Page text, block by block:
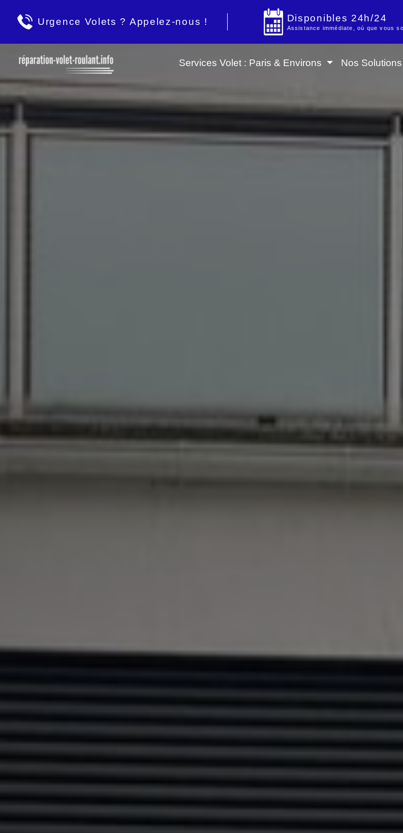
Urgence Volets ? Appelez-nous ! Disponibles 24h/24
Assistance immédiate, où que vous
Services Volet : Paris & Environs Nos